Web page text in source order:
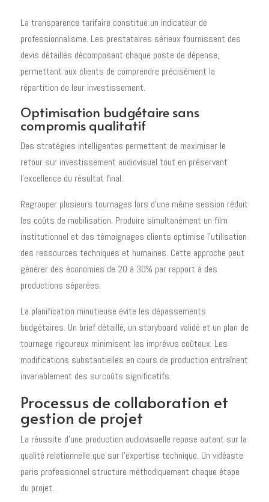
La transparence tarifaire constitue un indicateur de
professionnalisme. Les prestataires sérieux fournissent des
devis détaillés décomposant chaque poste de dépense,
permettant aux clients de comprendre précisément la
répartition de leur investissement.
Optimisation budgétaire sans
compromis qualitatif
Des stratégies intelligentes permettent de maximiser le
retour sur investissement audiovisuel tout en préservant
l'excellence du résultat final.
Regrouper plusieurs tournages lors d'une même session réduit
les coûts de mobilisation. Produire simultanément un film
institutionnel et des témoignages clients optimise l'utilisation
des ressources techniques et humaines. Cette approche peut
générer des économies de 20 à 30% par rapport à des
productions séparées.
La planification minutieuse évite les dépassements
budgétaires. Un brief détaillé, un storyboard validé et un plan de
tournage rigoureux minimisent les imprévus coûteux. Les
modifications substantielles en cours de production entraînent
invariablement des surcoûts significatifs.
Processus de collaboration et
gestion de projet
La réussite d'une production audiovisuelle repose autant sur la
qualité relationnelle que sur l'expertise technique. Un vidéaste
paris professionnel structure méthodiquement chaque étape
du projet.